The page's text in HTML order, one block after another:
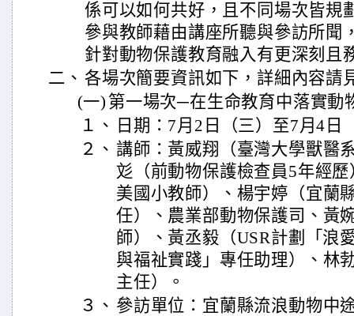
係可以如何共好，且不同場次皆規
參與教師藉由講座所聽與參訪所聞
針對動物保護教育融入有更深刻且
二、 各場次簡要資訊如下，詳細內容請
(一) 第一場次─在生命教育中落實動
１、
日期：7月2日（三）至7月4日
２、 講師：黃威翔（臺灣大學獸醫
彣（前動物保護檢查員5年經
美國小教師）、楊宇婷（宜蘭
任）、農業部動物保護司、黃
師）、黃丞毅（USR計劃「浪
與福祉實踐」專任助理）、林
主任）。
３、 參訪單位：宜蘭縣流浪動物中